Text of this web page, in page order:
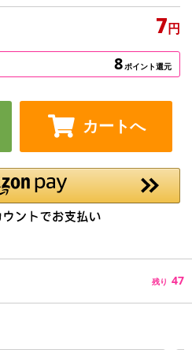
7円
8ポイント還元
カートへ
残り 47